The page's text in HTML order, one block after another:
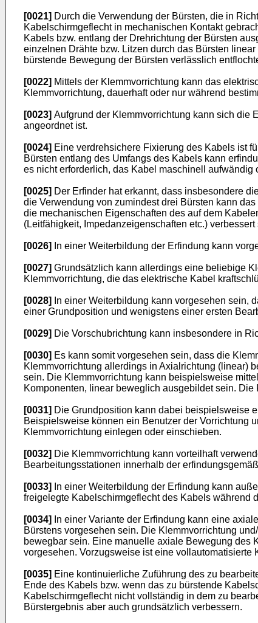
[0021] Durch die Verwendung der Bürsten, die in
Kabelschirmgeflecht in mechanischen Kontakt
Kabels bzw. entlang der Drehrichtung der Bürsten
einzelnen Drähte bzw. Litzen durch das Bürsten
bürstende Bewegung der Bürsten verlässlich
[0022] Mittels der Klemmvorrichtung kann das
Klemmvorrichtung, dauerhaft oder nur während
[0023] Aufgrund der Klemmvorrichtung kann sich die
angeordnet ist.
[0024] Eine verdrehsichere Fixierung des Kabels ist
Bürsten entlang des Umfangs des Kabels kann
es nicht erforderlich, das Kabel maschinell
[0025] Der Erfinder hat erkannt, dass insbesondere
die Verwendung von zumindest drei Bürsten kann
die mechanischen Eigenschaften des auf dem
(Leitfähigkeit, Impedanzeigenschaften etc.) verbessert
[0026] In einer Weiterbildung der Erfindung kann
[0027] Grundsätzlich kann allerdings eine beliebige
Klemmvorrichtung, die das elektrische Kabel
[0028]
In einer Weiterbildung kann vorgesehen sein,
einer Grundposition und wenigstens einer ersten
[0029] Die Vorschubrichtung kann insbesondere in
[0030] Es kann somit vorgesehen sein, dass die
Klemmvorrichtung allerdings in Axialrichtung (linear)
sein. Die Klemmvorrichtung kann beispielsweise
Komponenten, linear beweglich ausgebildet sein.
[0031] Die Grundposition kann dabei beispielsweise
Beispielsweise können ein Benutzer der Vorrichtung
Klemmvorrichtung einlegen oder einschieben.
[0032] Die Klemmvorrichtung kann vorteilhaft
Bearbeitungsstationen innerhalb der
[0033]
In einer Weiterbildung der Erfindung kann
freigelegte Kabelschirmgeflecht des Kabels während
[0034]
In einer Variante der Erfindung kann eine
Bürstens vorgesehen sein. Die Klemmvorrichtung
bewegbar sein. Eine manuelle axiale Bewegung des
vorgesehen. Vorzugsweise ist eine vollautomatisierte
[0035] Eine kontinuierliche Zuführung des zu
Ende des Kabels bzw. wenn das zu bürstende
Kabelschirmgeflecht nicht vollständig in dem zu
Bürstergebnis aber auch grundsätzlich verbessern.